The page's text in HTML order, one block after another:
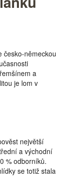
česko-německou
a
je lom v
největší
a východní
% odborníků.
se totiž stala